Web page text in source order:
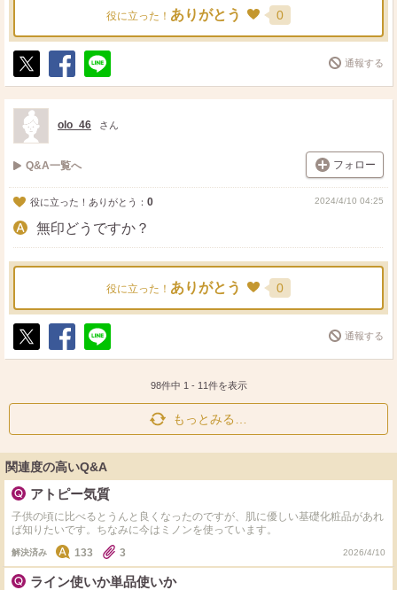
役に立った！ ありがとう 0
ポ
ス
ト
シ
ェ
送
る
通報する
olo_46 さん
Q&A一覧へ フォロー
役に立った！ありがとう： 0 2024/4/10 04:25
無印どうですか？
役に立った！ ありがとう 0
ポ
シ
送
通報する
98件中 1 - 11件を表示
もっとみる…
関連度の高いQ&A
アトピー気質
子供の頃に比べるとうんと良くなったのですが、肌に優しい基礎化粧品があれ
ば知りたいです。ちなみに今はミノンを使っています。
解決済み 133 3 2026/4/10
ライン使いか単品使いか